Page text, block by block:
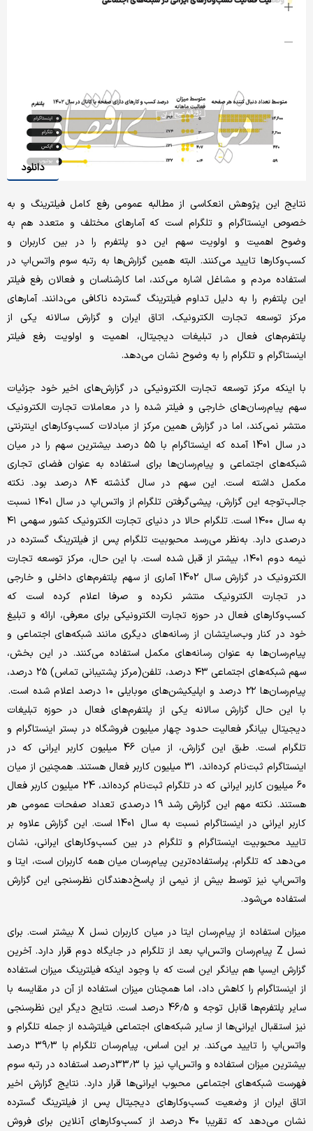
دانلود
نتایج این پژوهش انعکاسی از مطالبه عمومی رفع کامل فیلترینگ و به
خصوص اینستاگرام و تلگرام است که آمارهای مختلف و متعدد هم به
وضوح اهمیت و اولویت سهم این دو پلتفرم را در بین کاربران و
کسب‌وکارها تایید می‌کنند. البته همین گزارش‌ها به رتبه سوم واتس‌اپ در
استفاده مردم و مشاغل اشاره می‌کند، اما کارشناسان و فعالان رفع فیلتر
این پلتفرم را به دلیل تداوم فیلترینگ گسترده ناکافی می‌دانند. آمارهای
مرکز توسعه تجارت الکترونیک‌، اتاق ایران و گزارش سالانه یکی از
پلتفرم‌های فعال در تبلیغات دیجیتال، اهمیت و اولویت رفع فیلتر
اینستاگرام و تلگرام را به وضوح نشان می‌دهد.
با اینکه مرکز توسعه تجارت الکترونیکی در گزارش‌های اخیر خود جزئیات
سهم پیام‌رسان‌های خارجی و فیلتر شده را در معاملات تجارت الکترونیک
منتشر نمی‌کند، اما در گزارش همین مرکز از مبادلات کسب‌وکارهای اینترنتی
در سال 1401 آمده که اینستاگرام با ۵۵ درصد بیشترین سهم را در میان
شبکه‌های اجتماعی و پیام‌رسان‌ها برای استفاده به عنوان فضای تجاری
مکمل داشته است. این سهم در سال گذشته ۸۴ درصد بود. نکته
جالب‌توجه این گزارش، پیشی‌گرفتن تلگرام از واتس‌اپ در سال ۱۴۰۱ نسبت
به سال ۱۴۰۰ است. تلگرام حالا در دنیای تجارت الکترونیک کشور سهمی ۴۱
درصدی دارد. به‌نظر می‌رسد محبوبیت تلگرام پس از فیلترینگ گسترده در
نیمه دوم ۱۴۰۱، بیشتر از قبل شده است. با این حال، مرکز توسعه تجارت
الکترونیک در گزارش سال 1402 آماری از سهم پلتفرم‌های داخلی و خارجی
در تجارت الکترونیک منتشر نکرده و صرفا اعلام کرده است که
کسب‌وکارهای فعال در حوزه تجارت الکترونیکی برای معرفی، ارائه و تبلیغ
خود در کنار وب‌سایتشان از رسانه‌های دیگری مانند شبکه‌های اجتماعی و
پیام‌رسان‌ها به عنوان رسانه‌های مکمل استفاده می‌کنند. در این بخش،
سهم شبکه‌های اجتماعی ۴۳ درصد، تلفن‌(مرکز پشتیبانی تماس) ۲۵ درصد،
پیام‌رسان‌ها ۲۲ درصد و اپلیکیشن‌های موبایلی ۱۰ درصد اعلام شده است.
با این حال گزارش سالانه یکی از پلتفرم‌های فعال در حوزه تبلیغات
دیجیتال بیانگر فعالیت حدود چهار میلیون فروشگاه در بستر اینستاگرام و
تلگرام است. طبق این گزارش، از میان 46 میلیون کاربر ایرانی که در
اینستاگرام ثبت‌نام کرده‌اند، 31 میلیون کاربر فعال هستند. همچنین از میان
60 میلیون کاربر ایرانی که در تلگرام ثبت‌نام کرده‌اند، 24 میلیون کاربر فعال
هستند. نکته مهم این گزارش رشد 19 درصدی تعداد صفحات عمومی هر
کاربر ایرانی در اینستاگرام نسبت به سال 1401 است. این گزارش علاوه بر
تایید محبوبیت اینستاگرام و تلگرام در بین کسب‌وکارهای ایرانی، نشان
می‌دهد که تلگرام، پراستفاده‌ترین پیام‌رسان میان همه کاربران است، ایتا و
واتس‌اپ نیز توسط بیش از نیمی از پاسخ‌دهندگان نظرسنجی این گزارش
استفاده می‌شود.
میزان استفاده از پیام‌رسان ایتا در میان کاربران نسل X بیشتر است. برای
نسل Z پیام‌رسان واتس‌اپ بعد از تلگرام در جایگاه دوم قرار دارد. آخرین
گزارش ایسپا هم بیانگر این است که با وجود اینکه فیلترینگ میزان استفاده
از اینستاگرام را کاهش داد، اما همچنان میزان استفاده از آن در مقایسه با
سایر پلتفرم‌ها قابل توجه و 46.5 درصد است. نتایج دیگر این نظرسنجی
نیز استقبال ایرانی‌ها از سایر شبکه‌های اجتماعی فیلترشده از جمله تلگرام و
واتس‌اپ را تایید می‌کند. بر این اساس، پیام‌رسان تلگرام با 39.3 درصد
بیشترین میزان استفاده و واتس‌اپ نیز با 33.3درصد استفاده در رتبه سوم
فهرست شبکه‌های اجتماعی محبوب ایرانی‌ها قرار دارد. نتایج گزارش اخیر
اتاق ایران از وضعیت کسب‌وکارهای دیجیتال پس از فیلترینگ گسترده
نشان می‌دهد که تقریبا ۴۰ درصد از کسب‌وکارهای آنلاین برای فروش